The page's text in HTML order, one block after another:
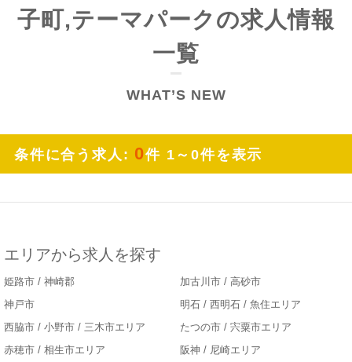
子町,テーマパークの求人情報
一覧
WHAT’S NEW
条件に合う求人: 0件 1～0件を表示
エリアから求人を探す
姫路市 / 神崎郡
加古川市 / 高砂市
神戸市
明石 / 西明石 / 魚住エリア
西脇市 / 小野市 / 三木市エリア
たつの市 / 宍粟市エリア
赤穂市 / 相生市エリア
阪神 / 尼崎エリア